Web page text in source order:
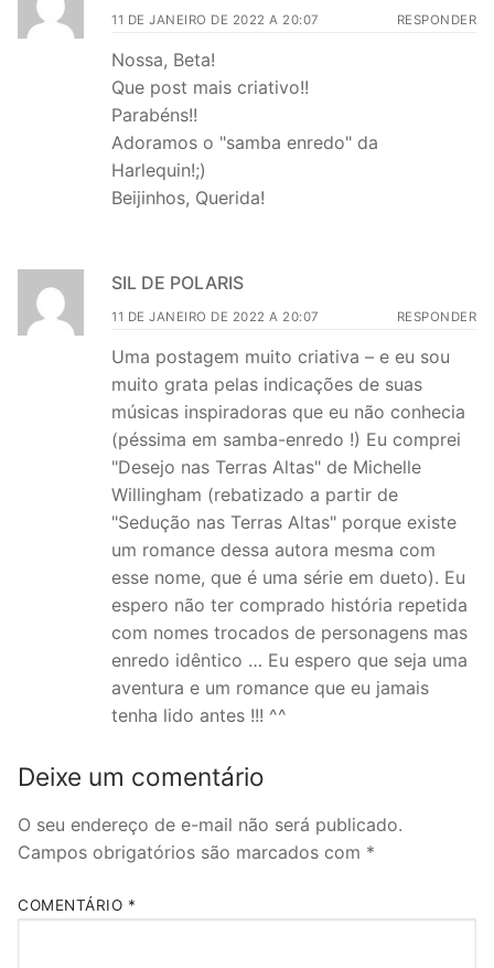
11 DE JANEIRO DE 2022 A 20:07 RESPONDER
Nossa, Beta!
Que post mais criativo!!
Parabéns!!
Adoramos o "samba enredo" da
Harlequin!;)
Beijinhos, Querida!
SIL DE POLARIS
11 DE JANEIRO DE 2022 A 20:07 RESPONDER
Uma postagem muito criativa – e eu sou
muito grata pelas indicações de suas
músicas inspiradoras que eu não conhecia
(péssima em samba-enredo !) Eu comprei
"Desejo nas Terras Altas" de Michelle
Willingham (rebatizado a partir de
"Sedução nas Terras Altas" porque existe
um romance dessa autora mesma com
esse nome, que é uma série em dueto). Eu
espero não ter comprado história repetida
com nomes trocados de personagens mas
enredo idêntico … Eu espero que seja uma
aventura e um romance que eu jamais
tenha lido antes !!! ^^
Deixe um comentário
O seu endereço de e-mail não será publicado.
Campos obrigatórios são marcados com *
COMENTÁRIO *